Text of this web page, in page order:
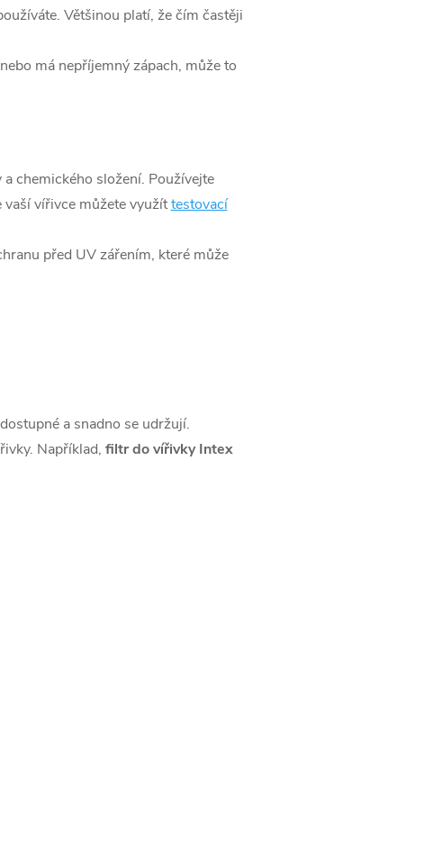
Většinou platí, že čím častěji
má nepříjemný zápach, může to
chemického složení. Používejte
vířivce můžete využíttestovací
před UV zářením, které může
a snadno se udržují.
Například, filtr do vířivky Intex